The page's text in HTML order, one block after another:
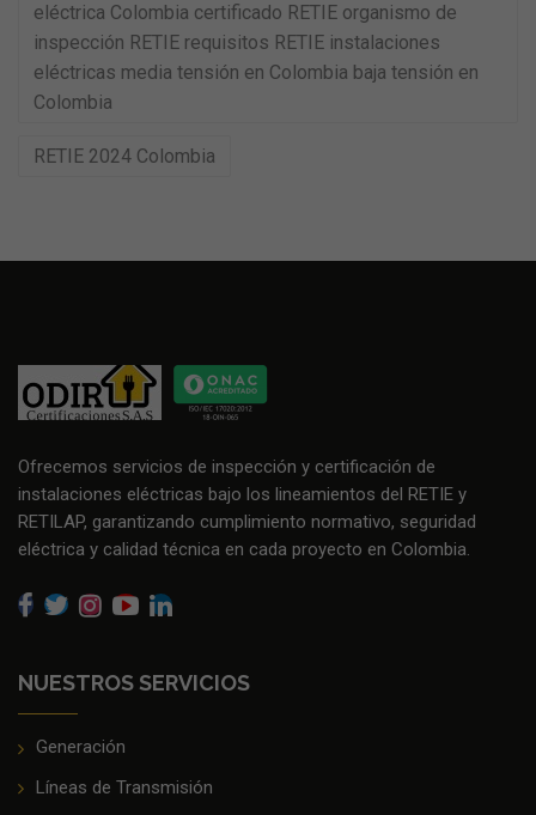
eléctrica Colombia certificado RETIE organismo de
inspección RETIE requisitos RETIE instalaciones
eléctricas media tensión en Colombia baja tensión en
Colombia
RETIE 2024 Colombia
Ofrecemos servicios de inspección y certificación de
instalaciones eléctricas bajo los lineamientos del RETIE y
RETILAP, garantizando cumplimiento normativo, seguridad
eléctrica y calidad técnica en cada proyecto en Colombia.
NUESTROS SERVICIOS
Generación
Líneas de Transmisión